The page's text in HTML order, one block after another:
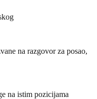
na razgovor za posao,
na istim pozicijama